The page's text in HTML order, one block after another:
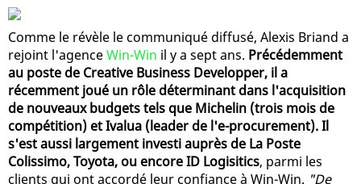
Comme le révèle le communiqué diffusé, Alexis Briand a
rejoint l'agenceWin-Win il y a sept ans. Précédemment
au poste de Creative Business Developper, il a
récemment joué un rôle déterminant dans l'acquisition
de nouveaux budgets tels que Michelin (trois mois de
compétition) et Ivalua (leader de l'e-procurement). Il
s'est aussi largement investi auprès de La Poste
Colissimo, Toyota, ou encore ID Logisitics, parmi les
clients qui ont accordé leur confiance à Win-Win. "De